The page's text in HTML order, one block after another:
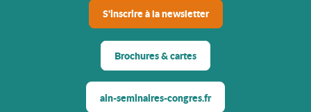
S'inscrire à la newsletter
Brochures & cartes
ain-seminaires-congres.fr